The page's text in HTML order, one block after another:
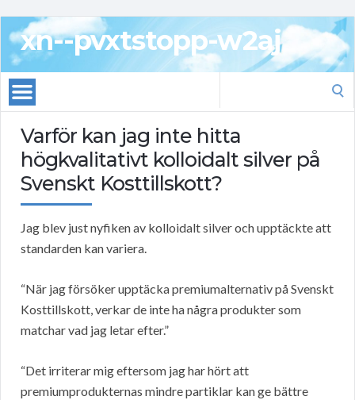
xn--pvxtstopp-w2aj
Varför kan jag inte hitta
högkvalitativt kolloidalt silver på
Svenskt Kosttillskott?
Jag blev just nyfiken av kolloidalt silver och upptäckte att
standarden kan variera.
“När jag försöker upptäcka premiumalternativ på Svenskt
Kosttillskott, verkar de inte ha några produkter som
matchar vad jag letar efter.”
“Det irriterar mig eftersom jag har hört att
premiumprodukternas mindre partiklar kan ge bättre